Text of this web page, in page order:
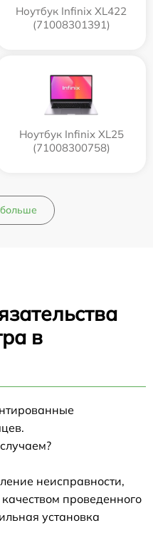
Ноутбук Infinix XL422
(71008301391)
Ноутбук Infinix XL25
(71008300758)
в
неисправности,
проведенного
установка